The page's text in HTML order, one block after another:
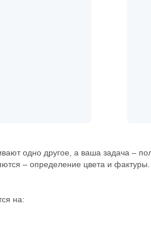
одно другое, а ваша задача –
– определение цвета и фактуры.
на: